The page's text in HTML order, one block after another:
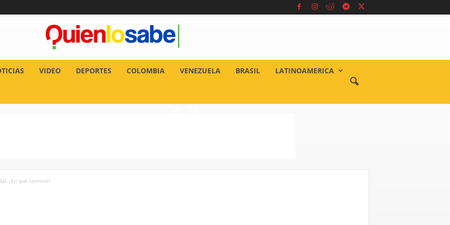
VIDEO DEPORTES COLOMBIA VENEZUELA BRASIL LATINOAMERICA
¿En qué terminó?